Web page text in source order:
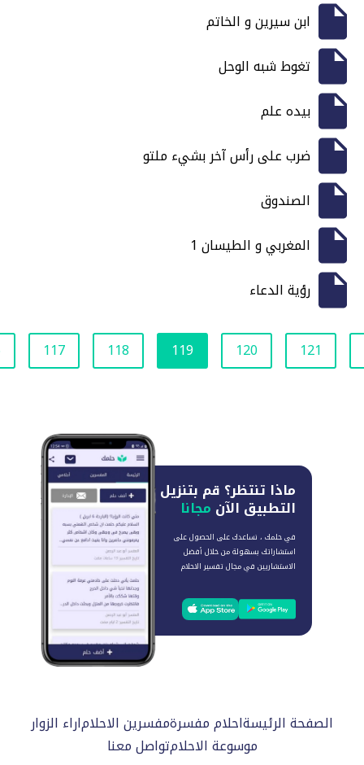
ابن سيرين و الخاتم
تغوط شبه الوحل
بيده علم
ضرب على رأس آخر بشيء ملتو
الصندوق
المغربي و الطيسان 1
رؤية الدعاء
117 118 119 120 121
ماذا تنتظر؟ قم بتنزيل
التطبيق الآن مجانا
في حلمك ، نساعدك على الحصول على
استشاراتك بسهولة من خلال أفضل
الاستشاريين في مجال تفسير الاحلام
الصفحة الرئيسةاحلام مفسرةمفسرين الاحلاماراء الزوار
موسوعة الاحلامتواصل معنا